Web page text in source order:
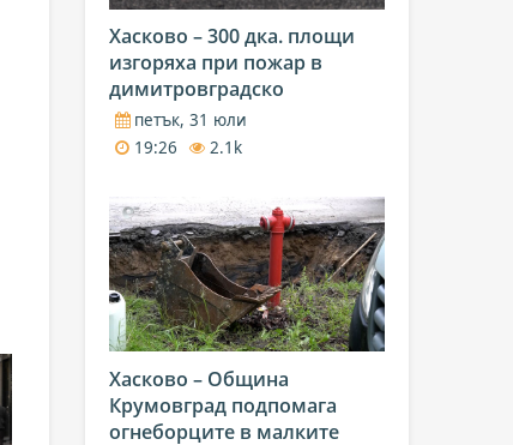
Хасково – 300 дка. площи
изгоряха при пожар в
димитровградско
петък, 31 юли
19:26
2.1k
Хасково – Община
Крумовград подпомага
огнеборците в малките